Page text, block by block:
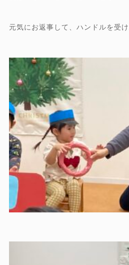
元気にお返事して、ハンドルを受